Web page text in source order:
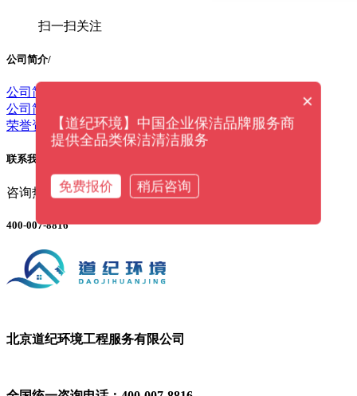
扫一扫关注
公司简介/
公司简介
公司简述
荣誉资质
联系我们
咨询热线
400-007-8816
北京道纪环境工程服务有限公司
×
【道纪环境】中国企业保洁品牌服务商
提供全品类保洁清洁服务
免费报价 稍后咨询